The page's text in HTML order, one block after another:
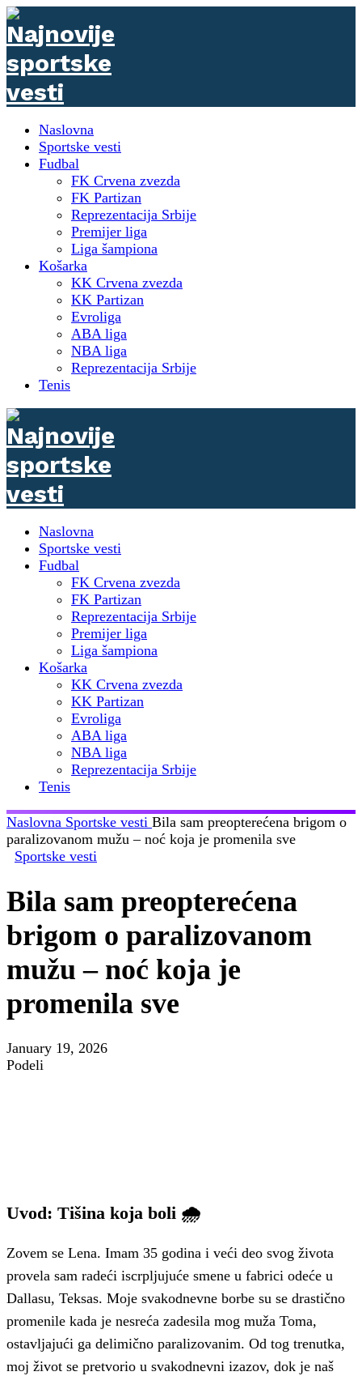
Naslovna
Sportske vesti
Fudbal
FK Crvena zvezda
FK Partizan
Reprezentacija Srbije
Premijer liga
Liga šampiona
Košarka
KK Crvena zvezda
KK Partizan
Evroliga
ABA liga
NBA liga
Reprezentacija Srbije
Tenis
Naslovna
Sportske vesti
Fudbal
FK Crvena zvezda
FK Partizan
Reprezentacija Srbije
Premijer liga
Liga šampiona
Košarka
KK Crvena zvezda
KK Partizan
Evroliga
ABA liga
NBA liga
Reprezentacija Srbije
Tenis
Naslovna Sportske vesti Bila sam preopterećena brigom o
paralizovanom mužu – noć koja je promenila sve
Sportske vesti
Bila sam preopterećena
brigom o paralizovanom
mužu – noć koja je
promenila sve
January 19, 2026
Podeli
Uvod: Tišina koja boli 🌧️
Zovem se Lena. Imam 35 godina i veći deo svog života
provela sam radeći iscrpljujuće smene u fabrici odeće u
Dallasu, Teksas. Moje svakodnevne borbe su se drastično
promenile kada je nesreća zadesila mog muža Toma,
ostavljajući ga delimično paralizovanim. Od tog trenutka,
moj život se pretvorio u svakodnevni izazov, dok je naš